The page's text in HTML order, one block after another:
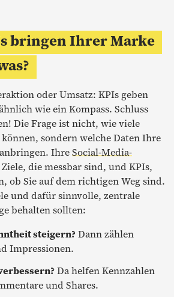
bringen Ihrer Marke
oder Umsatz: KPIs geben
wie ein Kompass. Schluss
Die Frage ist nicht, wie viele
sondern welche Daten Ihre
IhreSocial-Media-
die messbar sind, und KPIs,
ob Sie auf dem richtigen Weg sind.
und dafür sinnvolle, zentrale
behalten sollten:
steigern?Dann zählen
Impressionen.
Da helfen Kennzahlen
und Shares.